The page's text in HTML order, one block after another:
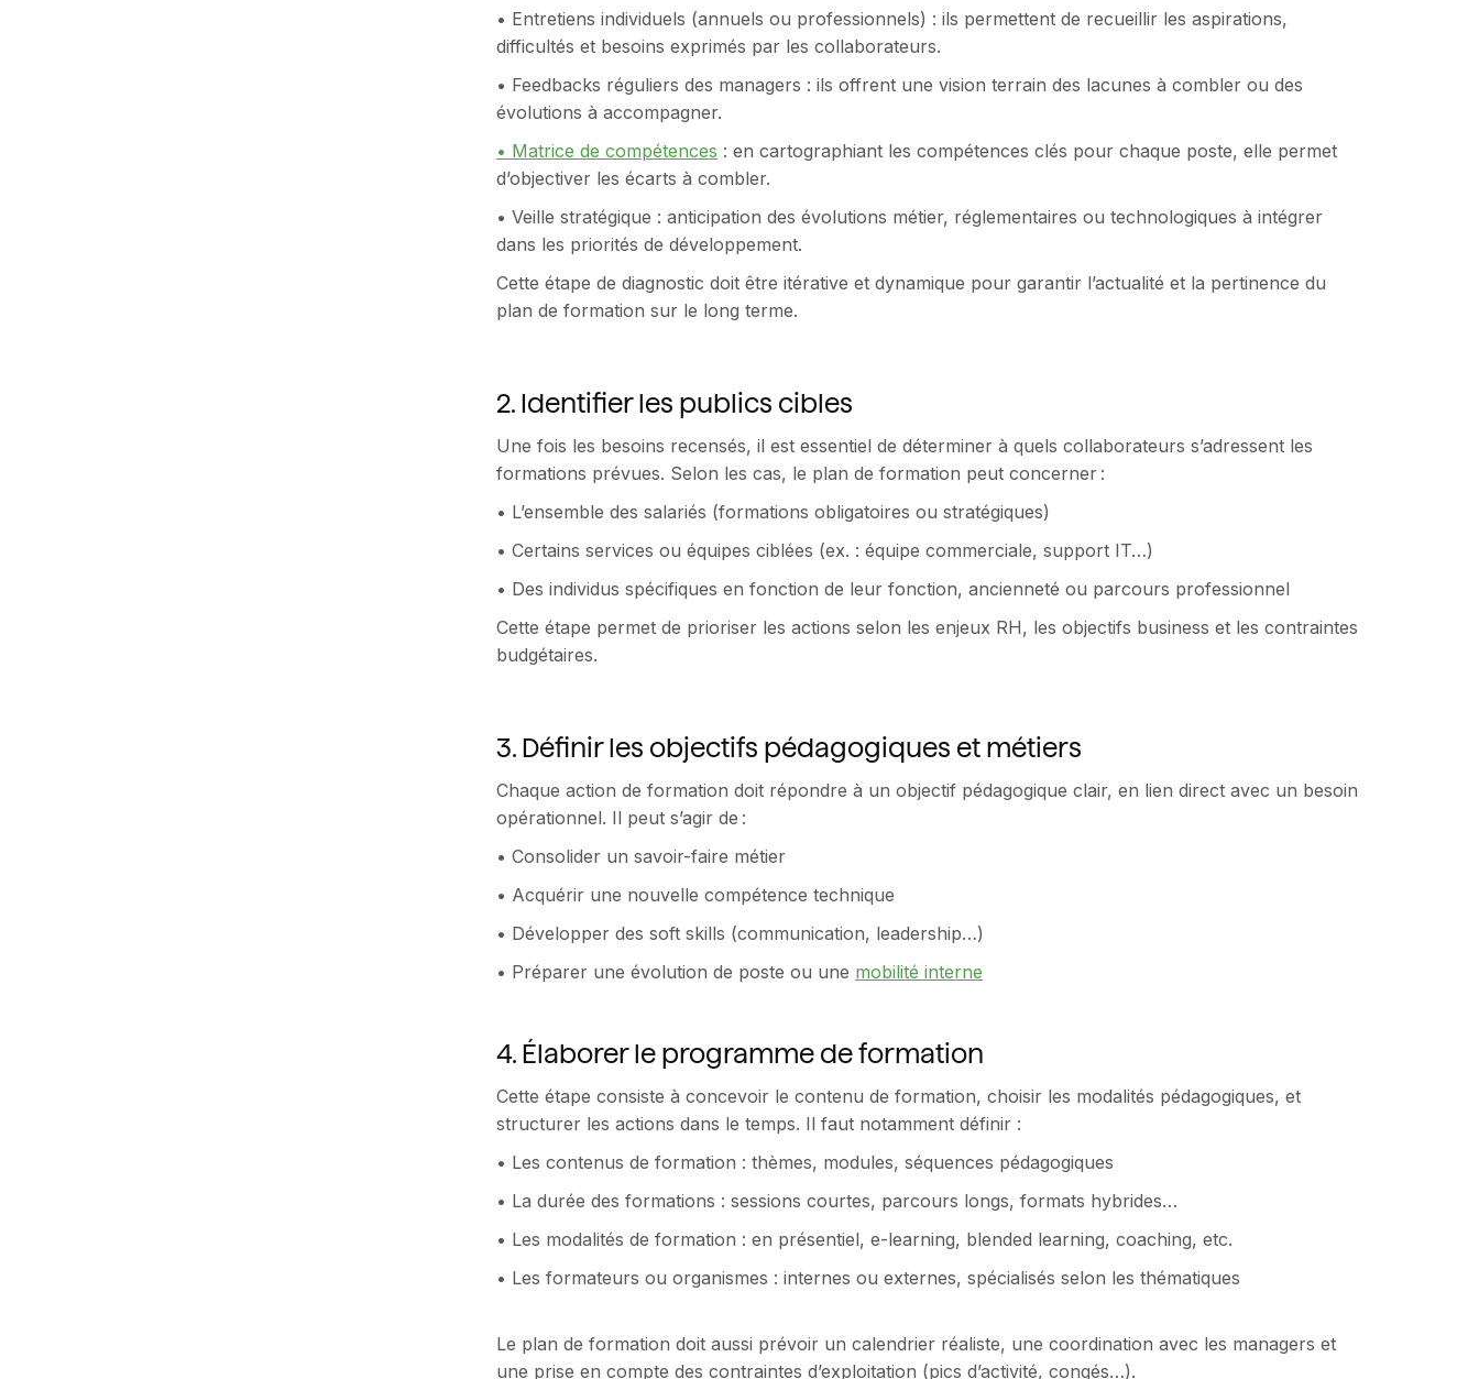
• Entretiens individuels (annuels ou professionnels) : ils permettent de recueillir les aspirations,
difficultés et besoins exprimés par les collaborateurs.
• Feedbacks réguliers des managers : ils offrent une vision terrain des lacunes à combler ou des
évolutions à accompagner.
• Matrice de compétences : en cartographiant les compétences clés pour chaque poste, elle permet
d’objectiver les écarts à combler.
• Veille stratégique : anticipation des évolutions métier, réglementaires ou technologiques à intégrer
dans les priorités de développement.
Cette étape de diagnostic doit être itérative et dynamique pour garantir l’actualité et la pertinence du
plan de formation sur le long terme.
2. Identifier les publics cibles
Une fois les besoins recensés, il est essentiel de déterminer à quels collaborateurs s’adressent les
formations prévues. Selon les cas, le plan de formation peut concerner :
• L’ensemble des salariés (formations obligatoires ou stratégiques)
• Certains services ou équipes ciblées (ex. : équipe commerciale, support IT…)
• Des individus spécifiques en fonction de leur fonction, ancienneté ou parcours professionnel
Cette étape permet de prioriser les actions selon les enjeux RH, les objectifs business et les contraintes
budgétaires.
3. Définir les objectifs pédagogiques et métiers
Chaque action de formation doit répondre à un objectif pédagogique clair, en lien direct avec un besoin
opérationnel. Il peut s’agir de :
• Consolider un savoir-faire métier
• Acquérir une nouvelle compétence technique
• Développer des soft skills (communication, leadership…)
• Préparer une évolution de poste ou une mobilité interne
4. Élaborer le programme de formation
Cette étape consiste à concevoir le contenu de formation, choisir les modalités pédagogiques, et
structurer les actions dans le temps. Il faut notamment définir :
• Les contenus de formation : thèmes, modules, séquences pédagogiques
• La durée des formations : sessions courtes, parcours longs, formats hybrides…
• Les modalités de formation : en présentiel, e-learning, blended learning, coaching, etc.
• Les formateurs ou organismes : internes ou externes, spécialisés selon les thématiques
Le plan de formation doit aussi prévoir un calendrier réaliste, une coordination avec les managers et
une prise en compte des contraintes d’exploitation (pics d’activité, congés…).